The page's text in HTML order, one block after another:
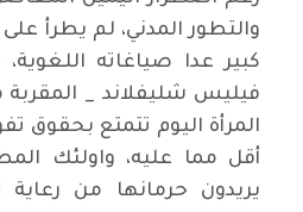
والتطور المدني، لم يطرأ
كبير عدا صياغاته
فيليس شليفلاند _ المقربة
المرأة اليوم تتمتع بحقوق
أقل مما عليه، واولئك
يريدون حرمانها من رعاية